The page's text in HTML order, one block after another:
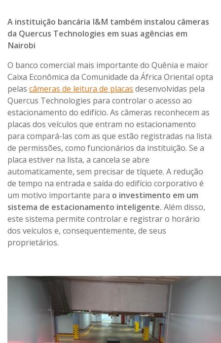
A instituição bancária I&M também instalou câmeras
da Quercus Technologies em suas agências em
Nairobi
O banco comercial mais importante do Quênia e maior
Caixa Econômica da Comunidade da África Oriental opta
pelas câmeras de leitura de placas desenvolvidas pela
Quercus Technologies para controlar o acesso ao
estacionamento do edifício. As câmeras reconhecem as
placas dos veículos que entram no estacionamento
para compará-las com as que estão registradas na lista
de permissões, como funcionários da instituição. Se a
placa estiver na lista, a cancela se abre
automaticamente, sem precisar de tíquete. A redução
de tempo na entrada e saída do edifício corporativo é
um motivo importante para o investimento em um
sistema de estacionamento inteligente. Além disso,
este sistema permite controlar e registrar o horário
dos veículos e, consequentemente, de seus
proprietários.